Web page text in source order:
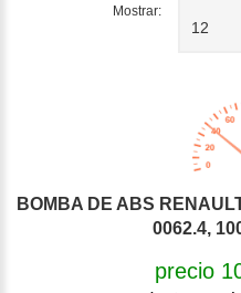
Mostrar:
12
BOMBA DE ABS
0062.4,
precio